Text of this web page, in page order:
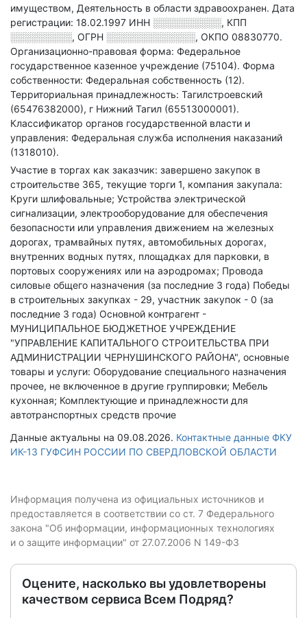
имуществом, Деятельность в области здравоохранен. Дата
регистрации: 18.02.1997 ИНН ░░░░░░░░░░, КПП
░░░░░░░░░, ОГРН ░░░░░░░░░░░░░, ОКПО 08830770.
Организационно-правовая форма: Федеральное
государственное казенное учреждение (75104). Форма
собственности: Федеральная собственность (12).
Территориальная принадлежность: Тагилстроевский
(65476382000), г Нижний Тагил (65513000001).
Классификатор органов государственной власти и
управления: Федеральная служба исполнения наказаний
(1318010).
Участие в торгах как заказчик: завершено закупок в
строительстве 365, текущие торги 1, компания закупала:
Круги шлифовальные; Устройства электрической
сигнализации, электрооборудование для обеспечения
безопасности или управления движением на железных
дорогах, трамвайных путях, автомобильных дорогах,
внутренних водных путях, площадках для парковки, в
портовых сооружениях или на аэродромах; Провода
силовые общего назначения (за последние 3 года) Победы
в строительных закупках - 29, участник закупок - 0 (за
последние 3 года) Основной контрагент -
МУНИЦИПАЛЬНОЕ БЮДЖЕТНОЕ УЧРЕЖДЕНИЕ
"УПРАВЛЕНИЕ КАПИТАЛЬНОГО СТРОИТЕЛЬСТВА ПРИ
АДМИНИСТРАЦИИ ЧЕРНУШИНСКОГО РАЙОНА", основные
товары и услуги: Оборудование специального назначения
прочее, не включенное в другие группировки; Мебель
кухонная; Комплектующие и принадлежности для
автотранспортных средств прочие
Данные актуальны на 09.08.2026. Контактные данные ФКУ
ИК-13 ГУФСИН РОССИИ ПО СВЕРДЛОВСКОЙ ОБЛАСТИ
Информация получена из официальных источников и
предоставляется в соответствии со ст. 7 Федерального
закона "Об информации, информационных технологиях
и о защите информации" от 27.07.2006 N 149-ФЗ
Оцените, насколько вы удовлетворены
качеством сервиса Всем Подряд?